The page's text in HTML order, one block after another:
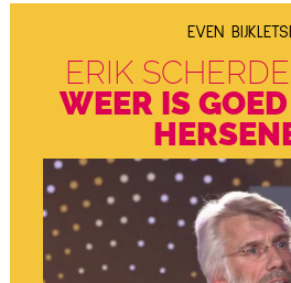
EVEN
ERIK
WEER IS